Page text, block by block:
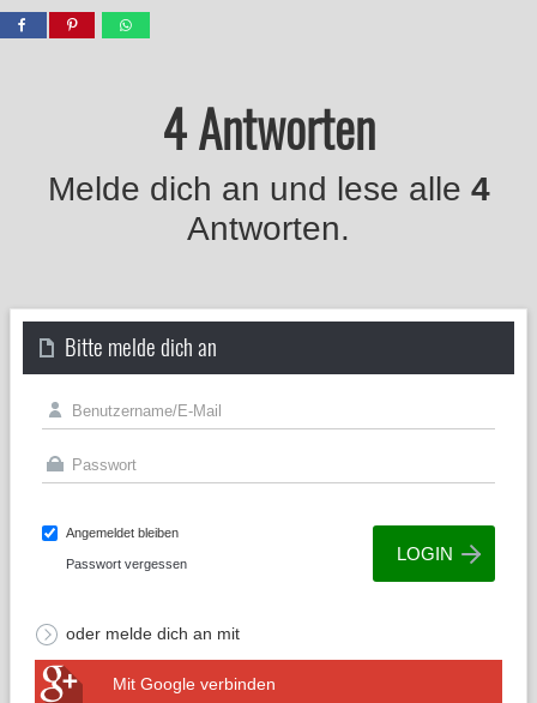
4 Antworten
Melde dich an und lese alle 4
Antworten.
Bitte melde dich an
Angemeldet bleiben
Passwort vergessen
oder melde dich an mit
Mit Google verbinden